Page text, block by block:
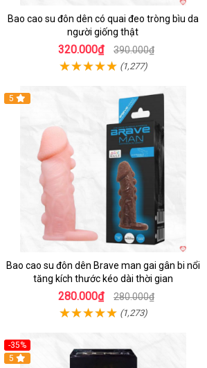
Bao cao su đôn dên có quai đeo tròng bìu da
người giống thật
320.000₫ 390.000₫
(1,277)
5
Bao cao su đôn dên Brave man gai gân bi nổi
tăng kích thước kéo dài thời gian
280.000₫ 280.000₫
(1,273)
-35%
5